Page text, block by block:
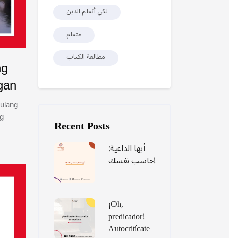
لكي أتعلم الدين
متعلم
مطالعة الكتاب
Recent Posts
أيها الداعية:
حاسب نفسك!
¡Oh,
predicador!
Autocritícate